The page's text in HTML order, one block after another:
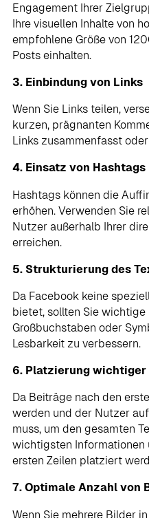
Engagement Ihrer
Ihre visuellen Inhalte von
empfohlene Größe von
Posts einhalten.
3. Einbindung von Links
Wenn Sie Links teilen,
kurzen, prägnanten
Links zusammenfasst
4. Einsatz von Hashtags
Hashtags können die
erhöhen. Verwenden Sie
Nutzer außerhalb Ihrer
erreichen.
5. Strukturierung des
Da Facebook keine
bietet, sollten Sie
Großbuchstaben oder
Lesbarkeit zu verbessern.
6. Platzierung
Da Beiträge nach den
werden und der Nutzer
muss, um den gesamten
wichtigsten Informationen
ersten Zeilen platziert
7. Optimale Anzahl von
Wenn Sie mehrere Bilder